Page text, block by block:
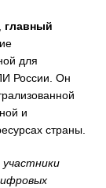
главный
для
России. Он
и
страны.